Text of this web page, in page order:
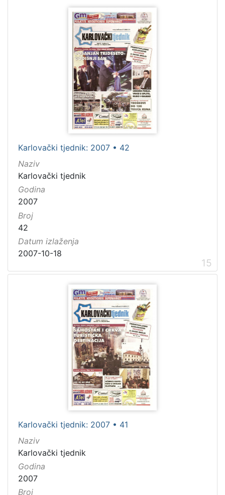
Karlovački tjednik: 2007 • 42
Naziv
Karlovački tjednik
Godina
2007
Broj
42
Datum izlaženja
2007-10-18
15
Karlovački tjednik: 2007 • 41
Naziv
Karlovački tjednik
Godina
2007
Broj